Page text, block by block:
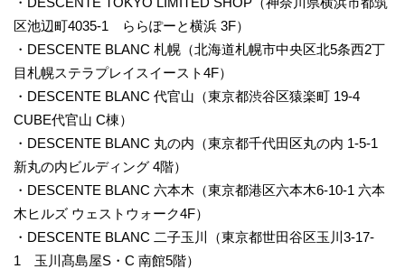
区池辺町4035-1 ららぽーと横浜 3F）
・DESCENTE BLANC 札幌（北海道札幌市中央区北5条西2丁
目札幌ステラプレイスイースト4F）
・DESCENTE BLANC 代官山（東京都渋谷区猿楽町 19-4
CUBE代官山 C棟）
・DESCENTE BLANC 丸の内（東京都千代田区丸の内 1-5-1
新丸の内ビルディング 4階）
・DESCENTE BLANC 六本木（東京都港区六本木6-10-1 六本
木ヒルズ ウェストウォーク4F）
・DESCENTE BLANC 二子玉川（東京都世田谷区玉川3-17-
1 玉川髙島屋S・C 南館5階）